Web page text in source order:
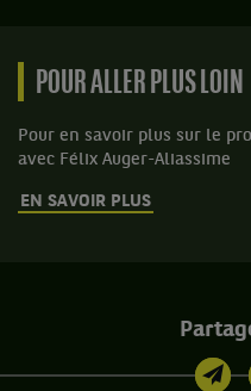
POUR ALLER PLUS LOIN
Pour en savoir plus sur le
avec Félix Auger-Aliassime
EN SAVOIR PLUS